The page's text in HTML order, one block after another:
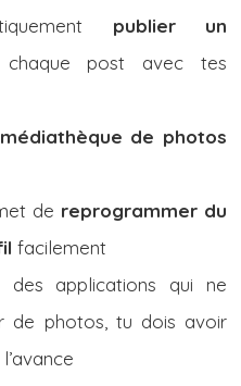
publier un
chaque post avec tes
de photos
de reprogrammer du
facilement
des applications qui ne
de photos, tu dois avoir